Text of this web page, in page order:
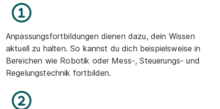
Anpassungsfortbildungen dienen dazu, dein Wissen
aktuell zu halten. So kannst du dich beispielsweise in
Bereichen wie Robotik oder Mess-, Steuerungs- und
Regelungstechnik fortbilden.